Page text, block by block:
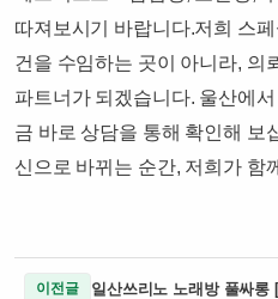
따져보시기 바랍니다.​저희 스
건을 수임하는 곳이 아니라, 의
파트너가 되겠습니다. 울산에
금 바로 상담을 통해 확인해 보
신으로 바뀌는 순간, 저희가 함
이전글